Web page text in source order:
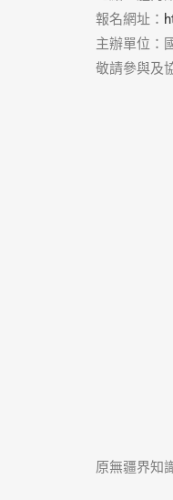
報名網址：
主辦單位：
敬請參與及
原無疆界知